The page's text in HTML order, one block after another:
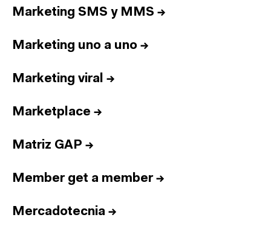
Marketing SMS y MMS →
Marketing uno a uno →
Marketing viral →
Marketplace →
Matriz GAP →
Member get a member→
Mercadotecnia →